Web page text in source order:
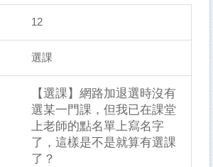
12
選課
【選課】網路加退選時沒有
選某一門課，但我已在課堂
上老師的點名單上寫名字
了，這樣是不是就算有選課
了？